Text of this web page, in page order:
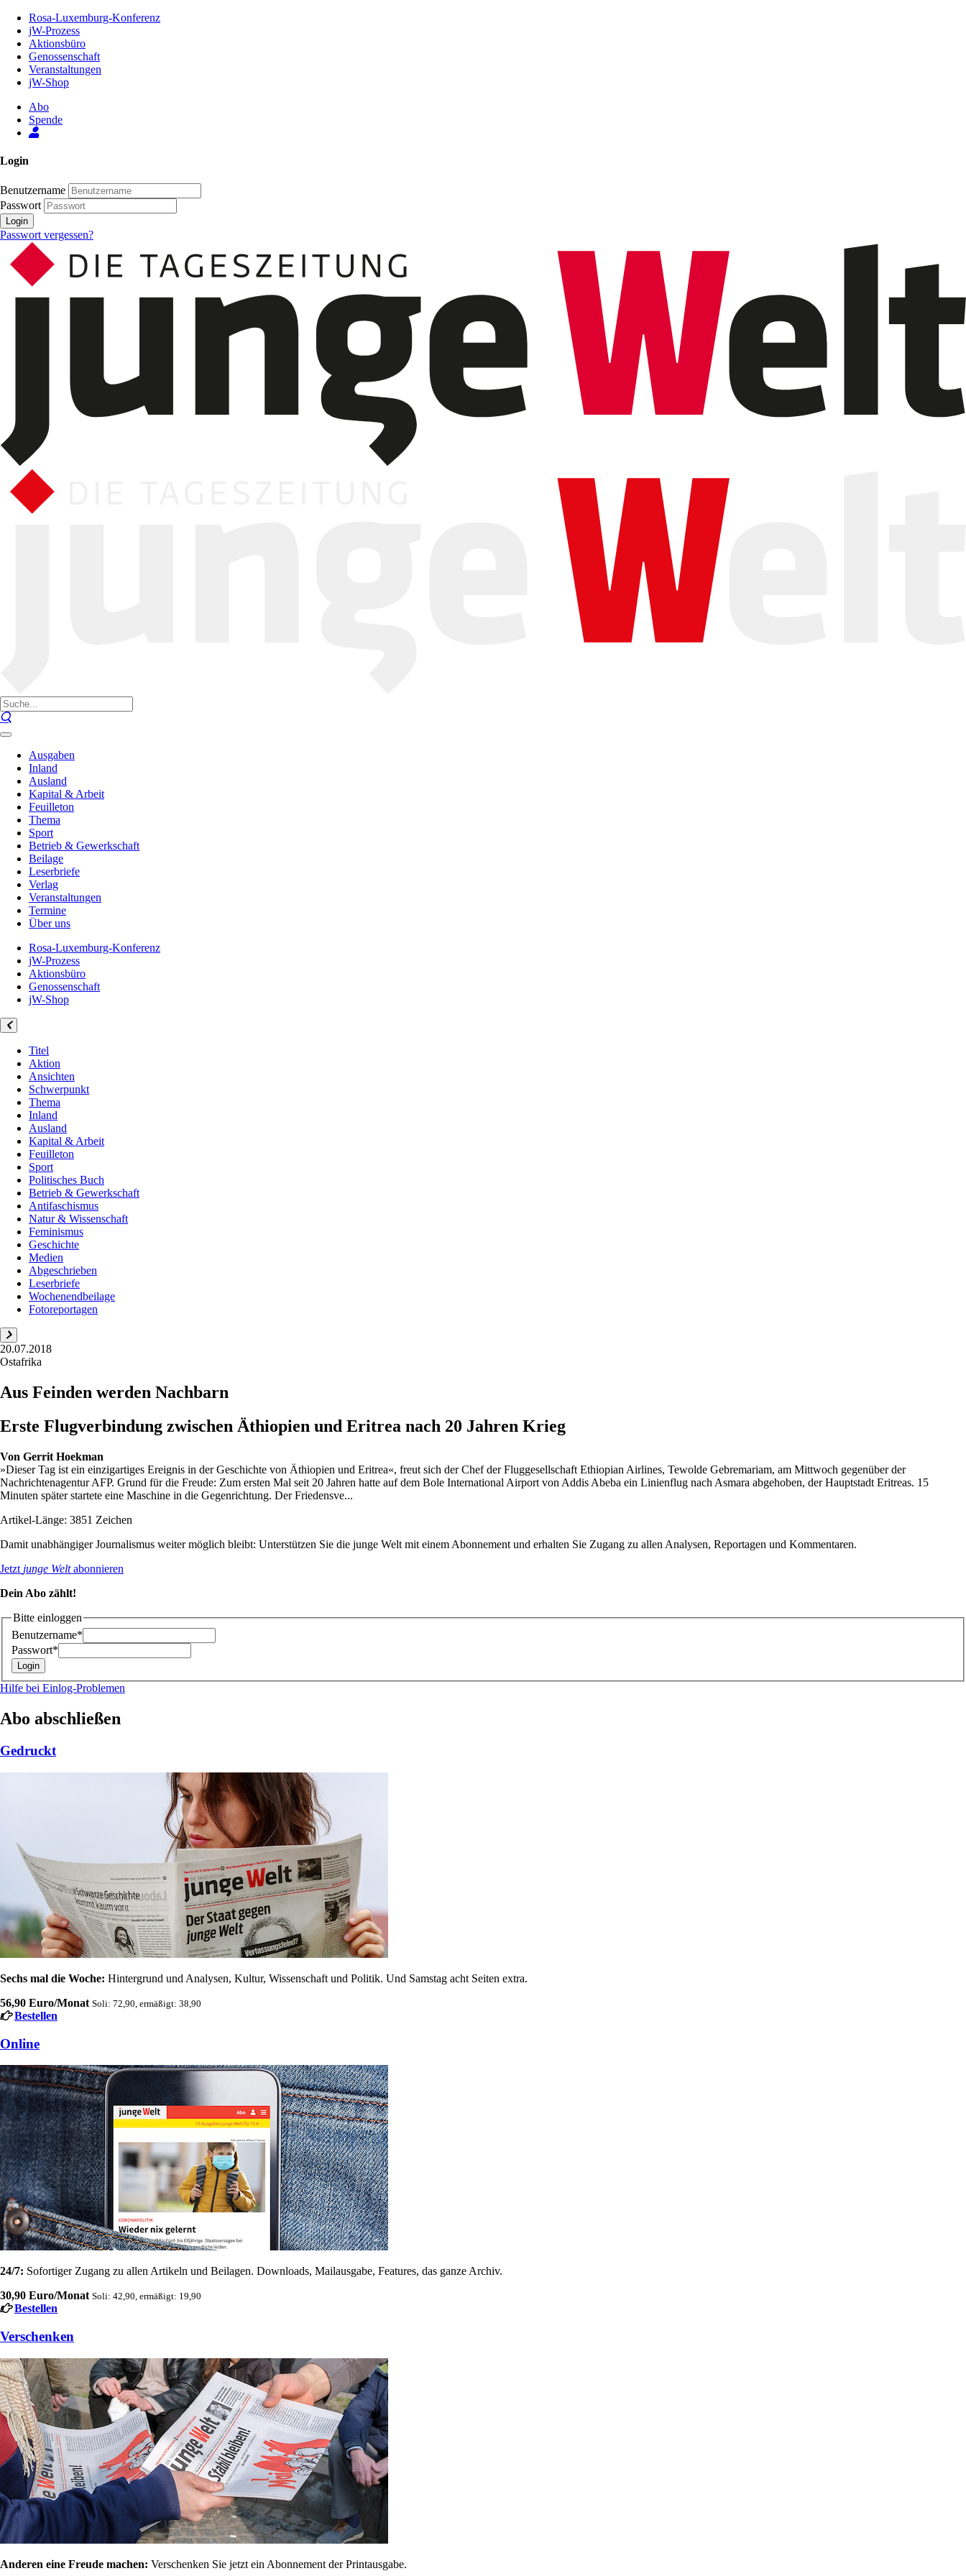
Inhalt
Seite
Rosa-Luxemburg-Konferenz
jW-Prozess
Aktionsbüro
Genossenschaft
Veranstaltungen
jW-Shop
Abo
Spende
Login
Benutzername
Passwort
Login
Passwort vergessen?
Ausgaben
Inland
Ausland
Kapital & Arbeit
Feuilleton
Thema
Sport
Betrieb & Gewerkschaft
Beilage
Leserbriefe
Verlag
Veranstaltungen
Termine
Über uns
Rosa-Luxemburg-Konferenz
jW-Prozess
Aktionsbüro
Genossenschaft
jW-Shop
Titel
Aktion
Ansichten
Schwerpunkt
Thema
Inland
Ausland
Kapital & Arbeit
Feuilleton
Sport
Politisches Buch
Betrieb & Gewerkschaft
Antifaschismus
Natur & Wissenschaft
Feminismus
Geschichte
Medien
Abgeschrieben
Leserbriefe
Wochenendbeilage
Fotoreportagen
20.07.2018
Ostafrika
Aus Feinden werden Nachbarn
Erste Flugverbindung zwischen Äthiopien und Eritrea nach 20 Jahren Krieg
Von Gerrit Hoekman
»Dieser Tag ist ein einzigartiges Ereignis in der Geschichte von Äthiopien und Eritrea«, freut sich der Chef der Fluggesellschaft Ethiopian Airlines, Tewolde Gebremariam, am Mittwoch gegenüber der
Nachrichtenagentur AFP. Grund für die Freude: Zum ersten Mal seit 20 Jahren hatte auf dem Bole International Airport von Addis Abeba ein Linienflug nach Asmara abgehoben, der Hauptstadt Eritreas. 15
Minuten später startete eine Maschine in die Gegenrichtung. Der Friedensve...
Artikel-Länge: 3851 Zeichen
Damit unabhängiger Journalismus weiter möglich bleibt: Unterstützen Sie die junge Welt mit einem Abonnement und erhalten Sie Zugang zu allen Analysen, Reportagen und Kommentaren.
Jetzt junge Weltabonnieren
Dein Abo zählt!
Bitte einloggen
Benutzername*
Passwort*
Hilfe bei Einlog-Problemen
Abo abschließen
Gedruckt
Sechs mal die Woche: Hintergrund und Analysen, Kultur, Wissenschaft und Politik. Und Samstag acht Seiten extra.
56,90 Euro/Monat Soli: 72,90, ermäßigt: 38,90
Bestellen
Online
24/7: Sofortiger Zugang zu allen Artikeln und Beilagen. Downloads, Mailausgabe, Features, das ganze Archiv.
30,90 Euro/Monat Soli: 42,90, ermäßigt: 19,90
Bestellen
Verschenken
Anderen eine Freude machen: Verschenken Sie jetzt ein Abonnement der Printausgabe.